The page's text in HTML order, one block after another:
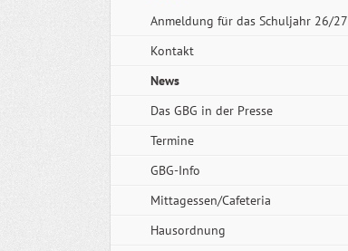
Anmeldung für das Schuljahr 26/27
Kontakt
News
Das GBG in der Presse
Termine
GBG-Info
Mittagessen/Cafeteria
Hausordnung